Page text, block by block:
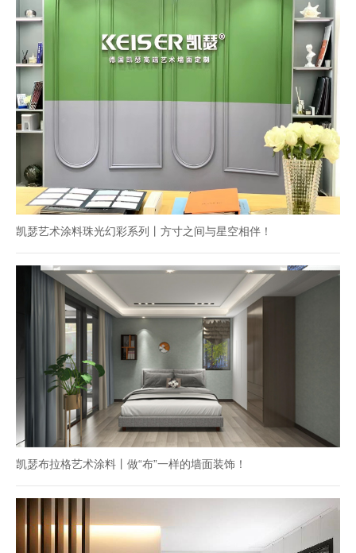
凯瑟艺术涂料珠光幻彩系列丨方寸之间与星空相伴！
凯瑟布拉格艺术涂料丨做“布”一样的墙面装饰！